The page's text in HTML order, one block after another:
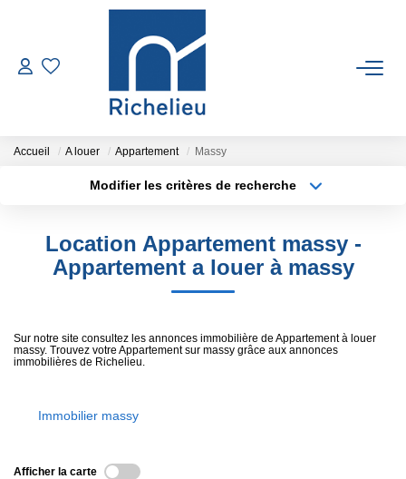
VENTES
LOCATIONS
GESTION
Accueil A louer Appartement Massy
Modifier les critères de recherche
Sélectionnez...
Type de bien
Surface min
Créer une alerte
Location Appartement massy -
Appartement a louer à massy
Sur notre site consultez les annonces immobilière de Appartement à louer
massy. Trouvez votre Appartement sur massy grâce aux annonces
immobilières de Richelieu.
Immobilier massy
Afficher la carte